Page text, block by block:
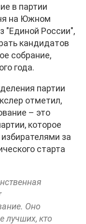
в партии
на Южном
"Единой России",
кандидатов
собрание,
года.
партии
отметил,
– это
которое
за
старта
Оно
лучших, кто